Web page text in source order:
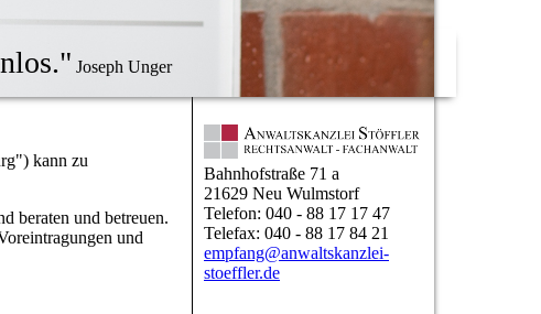
Joseph Unger
kann zu
beraten und betreuen.
und
Bahnhofstraße 71 a
21629 Neu Wulmstorf
Telefon: 040 - 88 17 17 47
Telefax: 040 - 88 17 84 21
empfang@anwaltskanzlei-
stoeffler.de